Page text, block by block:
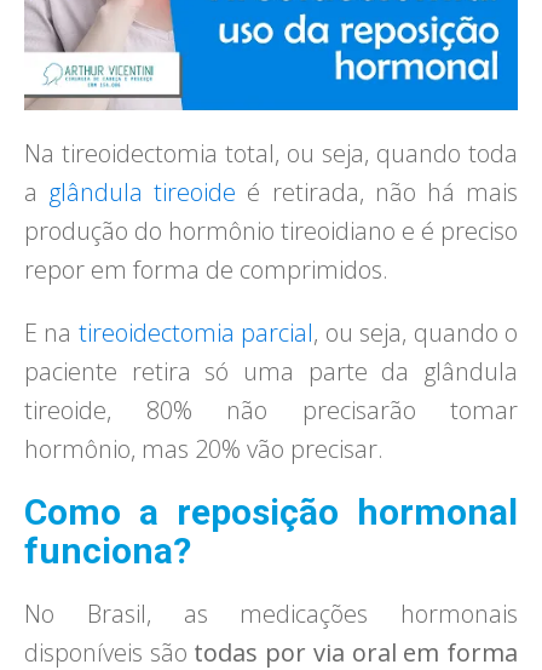
Na tireoidectomia total, ou seja, quando toda
a glândula tireoide é retirada, não há mais
produção do hormônio tireoidiano e é preciso
repor em forma de comprimidos.
E na tireoidectomia parcial, ou seja, quando o
paciente retira só uma parte da glândula
tireoide, 80% não precisarão tomar
hormônio, mas 20% vão precisar.
Como a reposição hormonal
funciona?
No Brasil, as medicações hormonais
disponíveis são todas por via oral em forma